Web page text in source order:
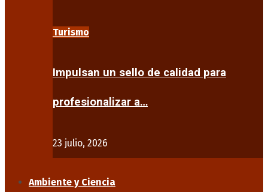
Turismo
Impulsan un sello de calidad para
profesionalizar a…
23 julio, 2026
Ambiente y Ciencia